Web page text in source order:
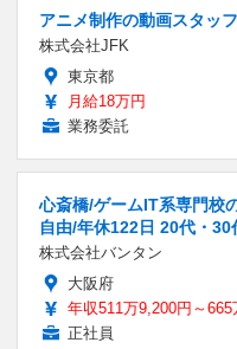
アニメ制作の動画スタッフ
株式会社JFK
東京都
月給18万円
業務委託
心斎橋/ゲームIT系専門校
自由/年休122日 20代・30
株式会社バンタン
大阪府
年収511万9,200円～665
正社員